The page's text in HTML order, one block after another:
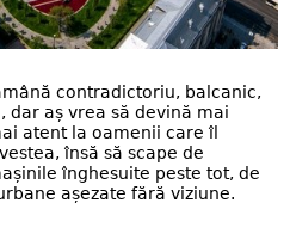
contradictoriu, balcanic,
dar aș vrea să devină mai
atent la oamenii care îl
însă să scape de
înghesuite peste tot, de
așezate fără viziune.